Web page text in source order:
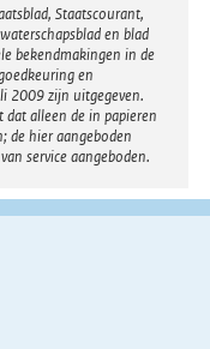
Staatscourant,
en blad
bekendmakingen in de
en
2009 zijn uitgegeven.
alleen de in papieren
de hier aangeboden
service aangeboden.